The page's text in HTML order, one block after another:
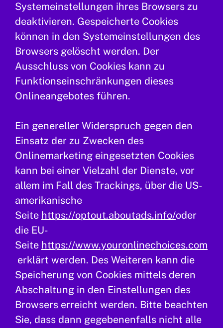
Systemeinstellungen ihres Browsers zu
deaktivieren. Gespeicherte Cookies
können in den Systemeinstellungen des
Browsers gelöscht werden. Der
Ausschluss von Cookies kann zu
Funktionseinschränkungen dieses
Onlineangebotes führen.
Ein genereller Widerspruch gegen den
Einsatz der zu Zwecken des
Onlinemarketing eingesetzten Cookies
kann bei einer Vielzahl der Dienste, vor
allem im Fall des Trackings, über die US-
amerikanische
Seite https://optout.aboutads.info/oder
die EU-
Seite https://www.youronlinechoices.com
erklärt werden. Des Weiteren kann die
Speicherung von Cookies mittels deren
Abschaltung in den Einstellungen des
Browsers erreicht werden. Bitte beachten
Sie, dass dann gegebenenfalls nicht alle